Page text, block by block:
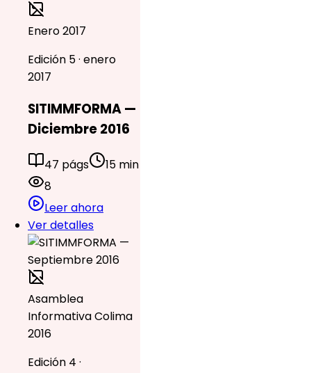
Enero 2017
Edición 5 · enero
2017
SITIMMFORMA —
Diciembre 2016
47 págs
15 min
8
Leer ahora
Ver detalles
Asamblea
Informativa Colima
2016
Edición 4 ·